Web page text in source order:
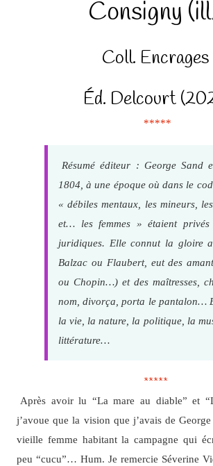
Consigny
Coll. Encrages
Éd. Delcourt
*****
Résumé éditeur : George Sand
1804, à une époque où dans le
« débiles mentaux, les mineurs,
et… les femmes » étaient
juridiques. Elle connut la gloire
Balzac ou Flaubert, eut des
ou Chopin…) et des maîtresses,
nom, divorça, porta le pantalon…
la vie, la nature, la politique, la
littérature…
*****
Après avoir lu “La mare au diable” et
j’avoue que la vision que j’avais de
vieille femme habitant la campagne qui
peu “cucu”… Hum. Je remercie Séverine